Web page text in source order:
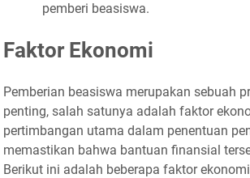
pemberi beasiswa.
Faktor Ekonomi
Pemberian beasiswa merupakan sebuah
penting, salah satunya adalah faktor
pertimbangan utama dalam penentuan
memastikan bahwa bantuan finansial
Berikut ini adalah beberapa faktor